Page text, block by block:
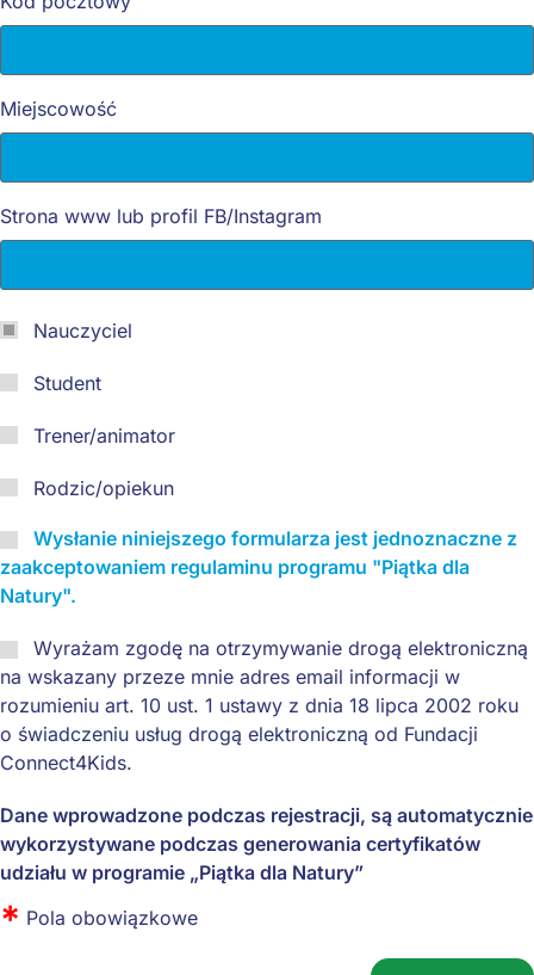
Miejscowość
Strona www lub profil FB/Instagram
Nauczyciel
Student
Trener/animator
Rodzic/opiekun
Wysłanie niniejszego formularza jest jednoznaczne z
zaakceptowaniem regulaminu programu "Piątka dla
Natury".
Wyrażam zgodę na otrzymywanie drogą elektroniczną
na wskazany przeze mnie adres email informacji w
rozumieniu art. 10 ust. 1 ustawy z dnia 18 lipca 2002 roku
o świadczeniu usług drogą elektroniczną od Fundacji
Connect4Kids.
Dane wprowadzone podczas rejestracji, są automatycznie
wykorzystywane podczas generowania certyfikatów
udziału w programie „Piątka dla Natury”
* Pola obowiązkowe